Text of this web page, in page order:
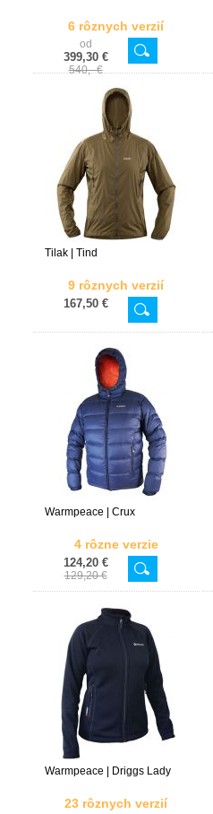
6 rôznych verzií
od
399,30 €
540,- €
Tilak | Tind
9 rôznych verzií
167,50 €
Warmpeace | Crux
4 rôzne verzie
124,20 €
129,20 €
Warmpeace | Driggs Lady
23 rôznych verzií